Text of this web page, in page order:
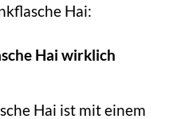
Hai:
Hai wirklich
Hai ist mit einem